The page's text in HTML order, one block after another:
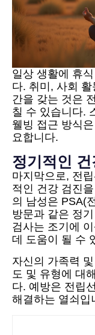
일상 생활에 휴
다. 취미, 사회
간을 갖는 것은
칠 수 있습니다.
웰빙 접근 방식
요합니다.
정기적인 건
마지막으로, 전
적인 건강 검진
의 남성은 PSA(
방문과 같은 정
검사는 조기에
데 도움이 될 수
자신의 가족력
도 및 유형에 대
다. 예방은 전립
해결하는 열쇠입